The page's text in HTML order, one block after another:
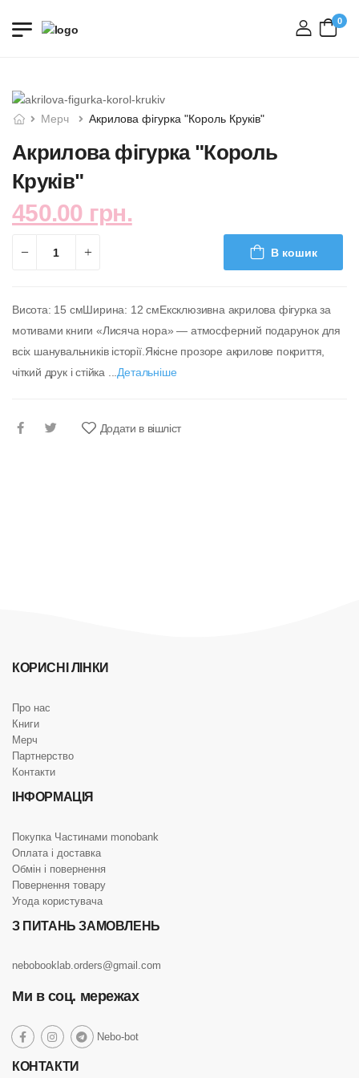
вхід
0
Мерч Акрилова фігурка "Король Круків"
Акрилова фігурка "Король
Круків"
450.00 грн.
В кошик
Висота: 15 смШирина: 12 смЕксклюзивна акрилова фігурка за
мотивами книги «Лисяча нора» — атмосферний подарунок для
всіх шанувальників історії.Якісне прозоре акрилове покриття,
чіткий друк і стійка ...Детальніше
Додати в вішліст
КОРИСНІ ЛІНКИ
Про нас
Книги
Мерч
Партнерство
Контакти
ІНФОРМАЦІЯ
Покупка Частинами monobank
Оплата і доставка
Обмін і повернення
Повернення товару
Угода користувача
З ПИТАНЬ ЗАМОВЛЕНЬ
nebobooklab.orders@gmail.com
Ми в соц. мережах
social
link
social
link
socialNebo-botsocial
КОНТАКТИ